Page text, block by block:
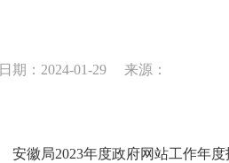
日期：2024-01-29 来源：
安徽局2023年度政府网站工作年度